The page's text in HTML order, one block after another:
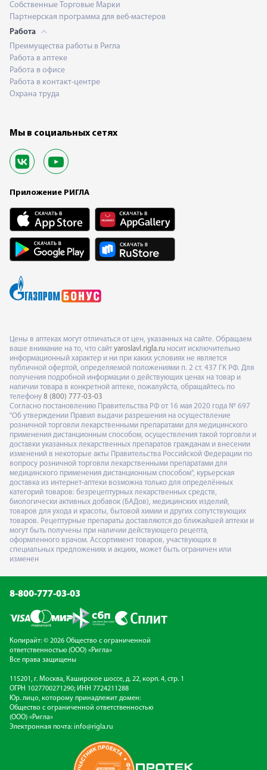
Собственные Торговые Марки
Партнерская программа для веб-мастеров
Работа
Преимущества работы в Ригла
Работа в аптеке
Работа в офисе
Работа в контакт-центре
Охрана труда
Мы в социальных сетях
Приложение РИГЛА
Цены в аптеках могут отличаться от цен, указанных на сайте. Обращаем
ваше внимание на то, что сайт yaroslavl.rigla.ru носит исключительно
информационный характер и ни при каких условиях не является
публичной офертой, определяемой положениями п. 2 ст. 437 ГК РФ. Для
получения подробной информации о действующих ценах на товар и
наличии товара в конкретной аптеке, пожалуйста, обращайтесь по
телефону 8 (800) 777-03-03
Согласно постановлению Правительства РФ от 16 мая 2020 года № 697
"Об утверждении Правил выдачи разрешения на осуществление
розничной торговли лекарственными препаратами для медицинского
применения дистанционным способом, осуществления такой торговли и
доставки указанных лекарственных препаратов гражданам и внесении
изменений в некоторые акты Правительства Российской Федерации по
вопросу розничной торговли лекарственными препаратами для
медицинского применения дистанционным способом", курьерская
доставка из интернет-аптеки возможна только для определённых
категорий товаров: безрецептурных лекарственных средств,
биологически активных добавок (БАДов), медицинских изделий,
товаров для ухода и красоты, бытовой химии и других сопутствующих
товаров. Рецептурные препараты доставляются до ближайшей аптеки и
могут быть получены при наличии действующего рецепта,
оформленного врачом. Ассортимент товаров, участвующих в
специальных предложениях и акциях, может быть ограничен или
изменен
8-800-777-03-03
Копирайт: © 2026 Общество с ограниченной
ответственностью (ООО) «Ригла»
Все права защищены
115201, г. Москва, Каширское шоссе, д. 22, корп. 4, стр. 1
ОГРН 1027700271290; ИНН 7724211288
Юр. лицо, которому принадлежит домен:
Общество с ограниченной ответственностью
(ООО) «Ригла»
Электронная почта: info@rigla.ru